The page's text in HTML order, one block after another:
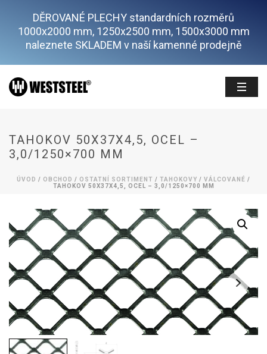
DĚROVANÉ PLECHY standardních rozměrů
1000x2000 mm, 1250x2500 mm, 1500x3000 mm
naleznete SKLADEM v naší kamenné prodejně
TAHOKOV 50X37X4,5, OCEL –
3,0/1250×700 MM
ÚVOD / OBCHOD / OSTATNÍ SORTIMENT / TAHOKOVY / VÁLCOVANÉ /
TAHOKOV 50X37X4,5, OCEL – 3,0/1250×700 MM